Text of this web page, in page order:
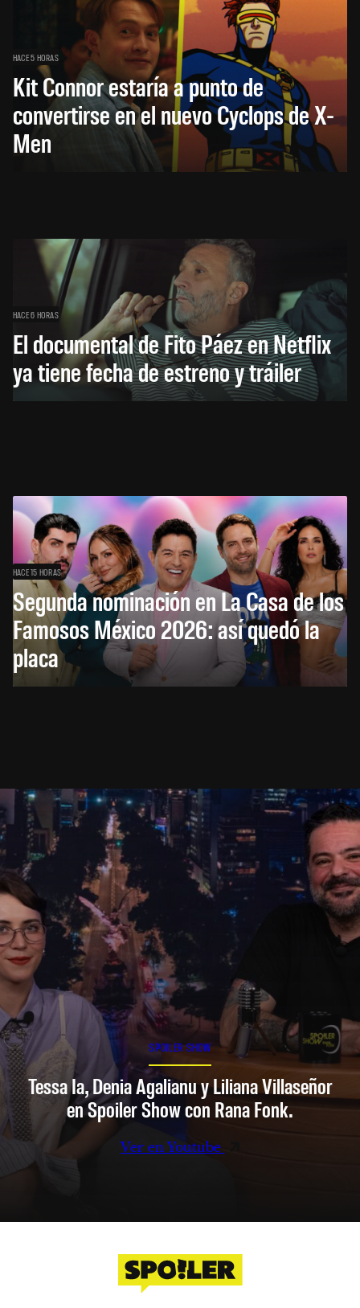
HACE 5 HORAS
Kit Connor estaría a punto de
convertirse en el nuevo Cyclops de X-
Men
HACE 6 HORAS
El documental de Fito Páez en Netflix
ya tiene fecha de estreno y tráiler
HACE 15 HORAS
Segunda nominación en La Casa de los
Famosos México 2026: así quedó la
placa
SPOILER SHOW
Tessa Ia, Denia Agalianu y Liliana Villaseñor
en Spoiler Show con Rana Fonk.
Ver en Youtube